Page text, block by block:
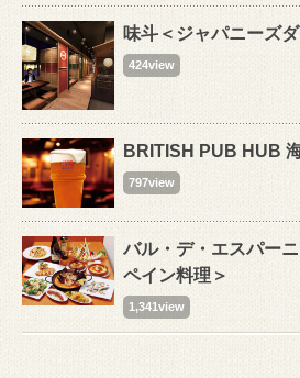
味斗＜ジャパニーズ
424view
BRITISH PUB HUB
797view
バル・デ・エスパー
ペイン料理＞
1,341view